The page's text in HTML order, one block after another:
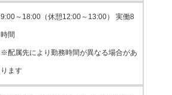
9:00～18:00（休憩12:00～13:00） 実働8
時間
※配属先により勤務時間が異なる場合があ
ります